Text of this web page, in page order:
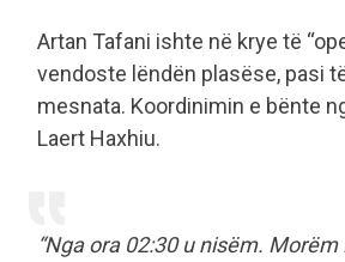
Artan Tafani ishte në krye të
vendoste lëndën plasëse, pasi
mesnata. Koordinimin e bënte
Laert Haxhiu.
“Nga ora 02:30 u nisëm. Morëm